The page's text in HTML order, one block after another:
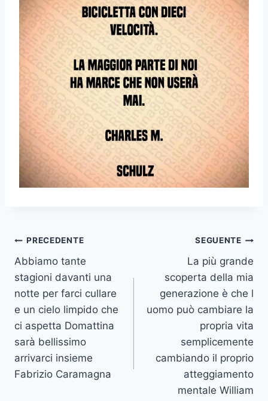
Navigazione
articoli
PRECEDENTE
Abbiamo tante
stagioni davanti una
notte per farci cullare
e un cielo limpido che
ci aspetta Domattina
sarà bellissimo
arrivarci insieme
Fabrizio Caramagna
SEGUENTE
La più grande
scoperta della mia
generazione è che l
uomo può cambiare la
propria vita
semplicemente
cambiando il proprio
atteggiamento
mentale William